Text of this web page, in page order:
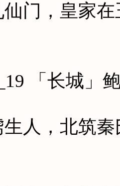
，皇家在
「长城」
，北筑秦